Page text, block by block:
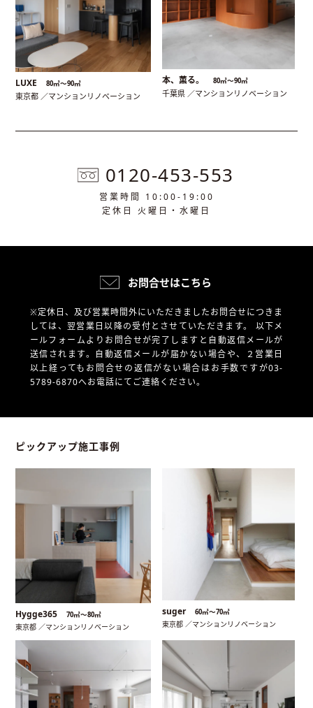
LUXE 80㎡〜90㎡
東京都 ／マンションリノベーション
本、薫る。 80㎡〜90㎡
千葉県 ／マンションリノベーション
0120-453-553
営業時間 10:00-19:00
定休日 火曜日・水曜日
お問合せはこちら
※定休日、及び営業時間外にいただきましたお問合せにつきま
しては、翌営業日以降の受付とさせていただきます。 以下メ
ールフォームよりお問合せが完了しますと自動返信メールが
送信されます。自動返信メールが届かない場合や、
２営業日
以上経ってもお問合せの返信がない場合はお手数ですが03-
5789-6870へお電話にてご連絡ください。
ピックアップ施工事例
Hygge365 70㎡〜80㎡
東京都 ／マンションリノベーション
suger 60㎡〜70㎡
東京都 ／マンションリノベーション